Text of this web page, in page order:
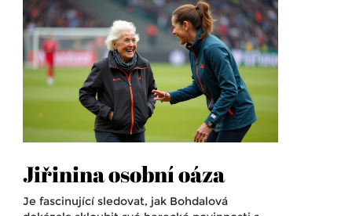
Jiřinina osobní oáza
Je fascinující sledovat, jak Bohdalová